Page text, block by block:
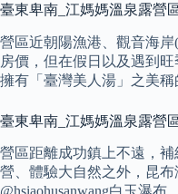
臺東卑南_江媽媽溫泉露營
營區近朝陽漁港、觀音海
房價，但在假日以及遇到
擁有「臺灣美人湯」之美稱
臺東卑南_江媽媽溫泉露營
營區距離成功鎮上不遠，
營、體驗大自然之外，昆